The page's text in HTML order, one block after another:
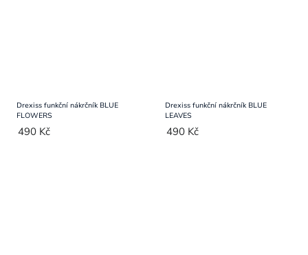
Drexiss funkční nákrčník BLUE
FLOWERS
490 Kč
Drexiss funkční nákrčník BLUE
LEAVES
490 Kč